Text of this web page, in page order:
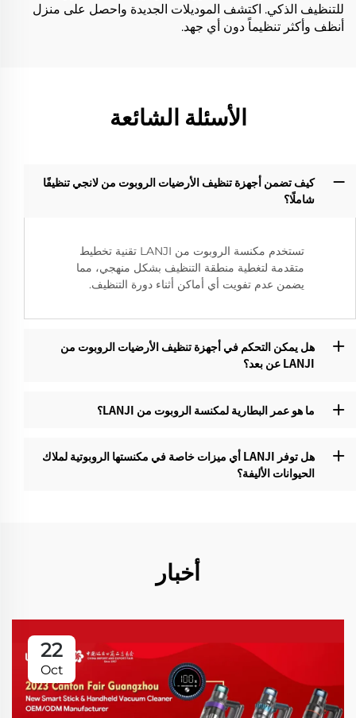
للتنظيف الذكي. اكتشف الموديلات الجديدة واحصل على منزل
أنظف وأكثر تنظيماً دون أي جهد.
الأسئلة الشائعة
كيف تضمن أجهزة تنظيف الأرضيات الروبوت من لانجي تنظيفًا
شاملًا؟‌
تستخدم مكنسة الروبوت من LANJI تقنية تخطيط
متقدمة لتغطية منطقة التنظيف بشكل منهجي، مما
يضمن عدم تفويت أي أماكن أثناء دورة التنظيف.
هل يمكن التحكم في أجهزة تنظيف الأرضيات الروبوت من
LANJI عن بعد؟‌
ما هو عمر البطارية لمكنسة الروبوت من LANJI؟
هل توفر LANJI أي ميزات خاصة في مكنستها الروبوتية لملاك
الحيوانات الأليفة؟
أخبار
22
Oct